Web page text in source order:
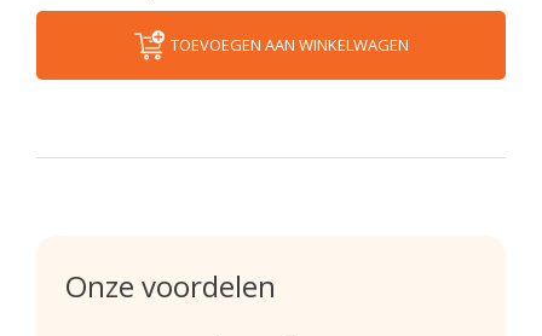
TOEVOEGEN AAN WINKELWAGEN
Onze voordelen